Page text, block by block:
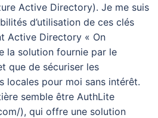
Active Directory). Je me suis
d’utilisation de ces clés
Active Directory « On
la solution fournie par le
que de sécuriser les
locales pour moi sans intérêt.
semble être AuthLite
), qui offre une solution